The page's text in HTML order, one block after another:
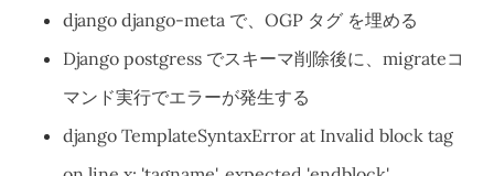
django django-meta で、OGP タグ を埋める
Django postgress でスキーマ削除後に、migrateコ
マンド実行でエラーが発生する
django TemplateSyntaxError at Invalid block tag